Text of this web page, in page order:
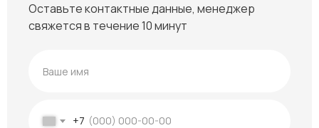
Оставьте контактные данные, менеджер
свяжется в течение 10 минут
+7